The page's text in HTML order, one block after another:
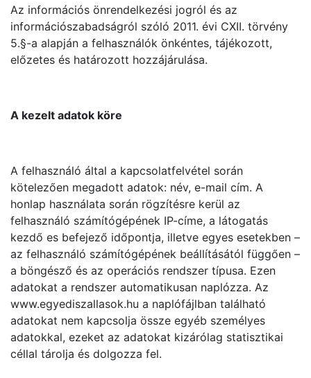
Az információs önrendelkezési jogról és az
információszabadságról szóló 2011. évi CXII. törvény
5.§-a alapján a felhasználók önkéntes, tájékozott,
előzetes és határozott hozzájárulása.
A kezelt adatok köre
A felhasználó által a kapcsolatfelvétel során
kötelezően megadott adatok: név, e-mail cím. A
honlap használata során rögzítésre kerül az
felhasználó számítógépének IP-címe, a látogatás
kezdő es befejező időpontja, illetve egyes esetekben –
az felhasználó számítógépének beállításától függően –
a böngésző és az operációs rendszer típusa. Ezen
adatokat a rendszer automatikusan naplózza. Az
www.egyediszallasok.hu a naplófájlban található
adatokat nem kapcsolja össze egyéb személyes
adatokkal, ezeket az adatokat kizárólag statisztikai
céllal tárolja és dolgozza fel.